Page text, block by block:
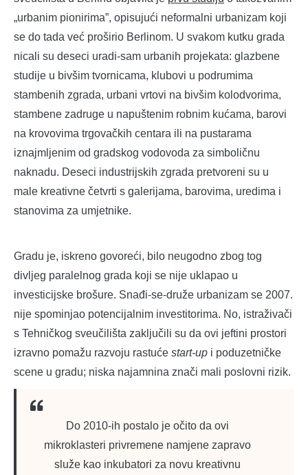
„urbanim pionirima”, opisujući neformalni urbanizam koji
se do tada već proširio Berlinom. U svakom kutku grada
nicali su deseci uradi-sam urbanih projekata: glazbene
studije u bivšim tvornicama, klubovi u podrumima
stambenih zgrada, urbani vrtovi na bivšim kolodvorima,
stambene zadruge u napuštenim robnim kućama, barovi
na krovovima trgovačkih centara ili na pustarama
iznajmljenim od gradskog vodovoda za simboličnu
naknadu. Deseci industrijskih zgrada pretvoreni su u
male kreativne četvrti s galerijama, barovima, uredima i
stanovima za umjetnike.
Gradu je, iskreno govoreći, bilo neugodno zbog tog
divljeg paralelnog grada koji se nije uklapao u
investicijske brošure. Snađi-se-druže urbanizam se 2007.
nije spominjao potencijalnim investitorima. No, istraživači
s Tehničkog sveučilišta zaključili su da ovi jeftini prostori
izravno pomažu razvoju rastuće start-up i poduzetničke
scene u gradu; niska najamnina znači mali poslovni rizik.
Do 2010-ih postalo je očito da ovi
mikroklasteri privremene namjene zapravo
služe kao inkubatori za novu kreativnu